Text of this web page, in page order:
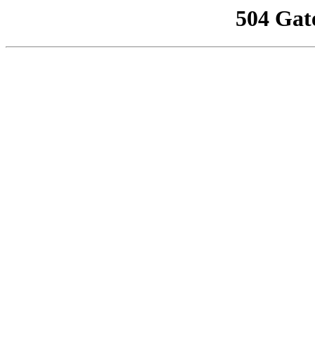
504